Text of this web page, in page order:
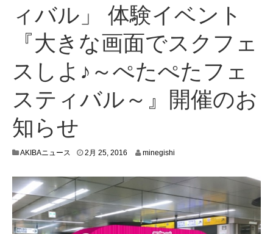
ィバル」 体験イベント
『大きな画面でスクフェ
スしよ♪～ぺたぺたフェ
スティバル～』開催のお
知らせ
AKIBAニュース 2月 25, 2016
2
0
1
minegishi